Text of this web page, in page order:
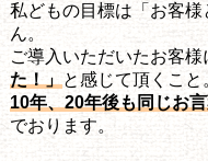
私どもの目標は「お客
ん。
ご導入いただいたお客様
た！」 と感じて頂くこ
10年、20年後も同じお
でおります。